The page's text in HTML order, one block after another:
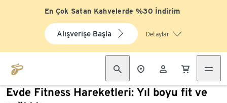
En Çok Satan Kahvelerde %30 İndirim
Alışverişe Başla Detaylar
Evde Fitness Hareketleri: Yıl boyu fit ve